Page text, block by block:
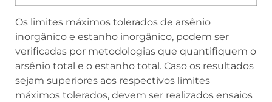
Os limites máximos tolerados de arsênio
inorgânico e estanho inorgânico, podem ser
verificadas por metodologias que quantifiquem o
arsênio total e o estanho total. Caso os resultados
sejam superiores aos respectivos limites
máximos tolerados, devem ser realizados ensaios